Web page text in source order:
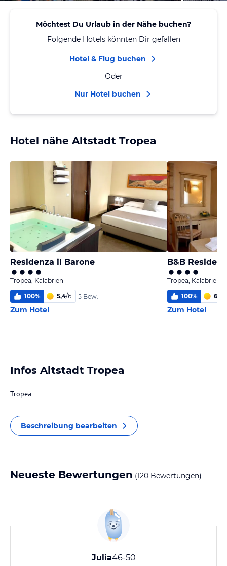
Möchtest Du Urlaub in der Nähe buchen?
Folgende Hotels könnten Dir gefallen
Hotel & Flug buchen
Oder
Nur Hotel buchen
Hotel nähe Altstadt Tropea
Residenza il Barone
Tropea, Kalabrien
100% 5,4/6 5 Bew.
Zum Hotel
B&B
Tropea, Kalabrien
100% 6,0
Zum Hotel
Infos Altstadt Tropea
Tropea
Beschreibung bearbeiten
Neueste Bewertungen (120 Bewertungen)
Julia46-50